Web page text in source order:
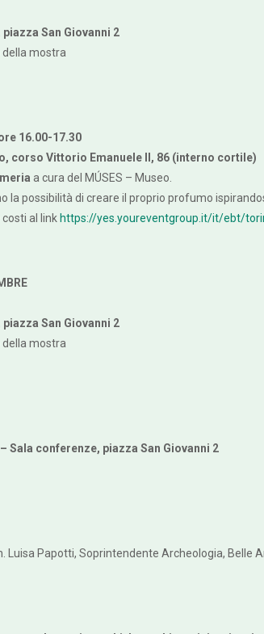
San Giovanni 2
mostra
16.00-17.30
corso Vittorio Emanuele II, 86 (interno cortile)
a cura del MÚSES – Museo.
la possibilità di creare il proprio profumo
al link https://yes.youreventgroup.it/it/ebt/
San Giovanni 2
mostra
Sala conferenze, piazza San Giovanni 2
Luisa Papotti, Soprintendente Archeologia, Belle